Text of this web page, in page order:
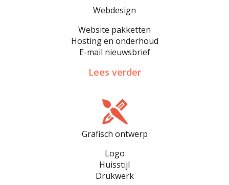
Webdesign
Website pakketten
Hosting en onderhoud
E-mail nieuwsbrief
Lees verder
Grafisch ontwerp
Logo
Huisstijl
Drukwerk